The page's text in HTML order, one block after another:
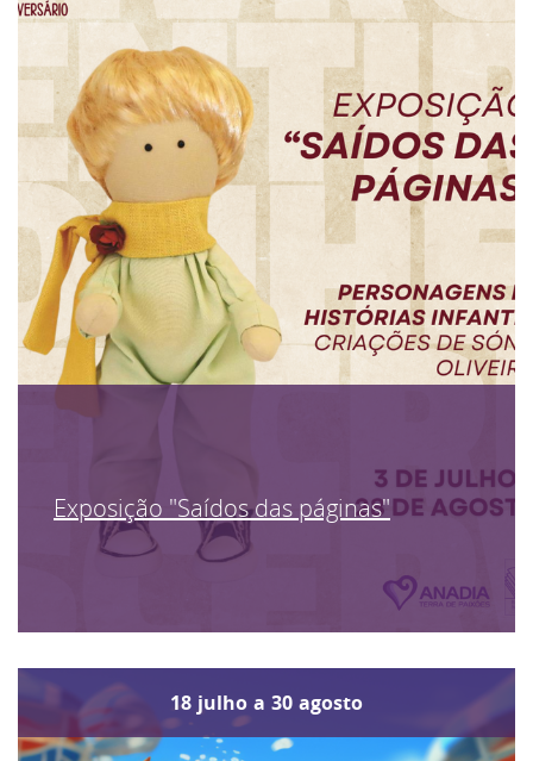
Exposição "Saídos das páginas"
18 julho a 30 agosto